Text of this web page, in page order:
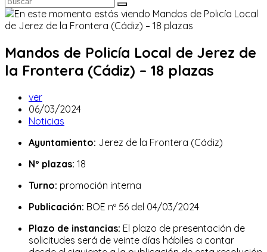
Mandos de Policía Local de Jerez de
la Frontera (Cádiz) – 18 plazas
Autor
de
la
ver
Publicación
de
entrada:
06/03/2024
Categoría
la
Noticias
Ayuntamiento: Jerez de la Frontera (Cádiz)
Nº plazas: 18
Turno: promoción interna
Publicación: BOE nº 56 del 04/03/2024
Plazo de instancias: El plazo de presentación de
solicitudes será de veinte días hábiles a contar